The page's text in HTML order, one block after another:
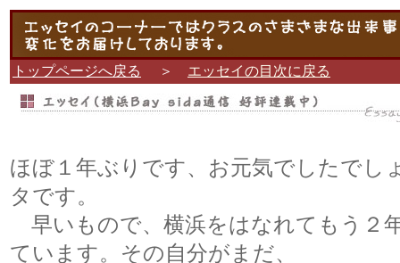
トップページへ戻る ＞ エッセイの目次に戻る
ほぼ１年ぶりです、お元気でしたでし
タです。
早いもので、横浜をはなれてもう２
ています。その自分がまだ、